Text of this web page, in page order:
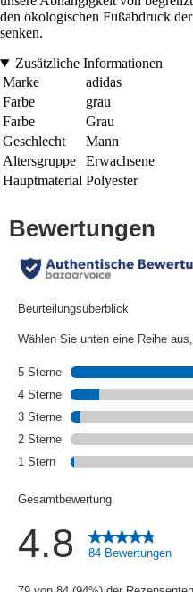
den ökologischen Fußabdruck
senken.
Zusätzliche Informationen
Marke
adidas
Farbe
grau
Farbe
Grau
Geschlecht
Mann
Altersgruppe
Erwachsene
Hauptmaterial Polyester